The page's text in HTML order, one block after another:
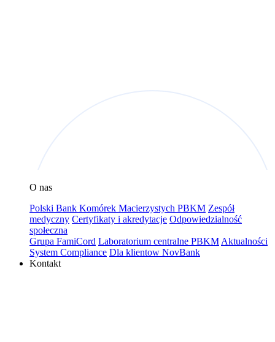
O nas
Polski Bank Komórek Macierzystych PBKM Zespół
medyczny Certyfikaty i akredytacje Odpowiedzialność
społeczna
Grupa FamiCord Laboratorium centralne PBKM Aktualności
System Compliance Dla klientow NovBank
Kontakt